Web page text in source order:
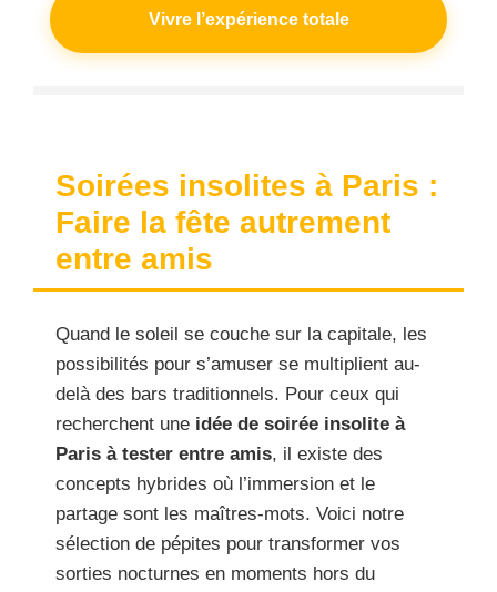
Vivre l’expérience totale
Soirées insolites à Paris :
Faire la fête autrement
entre amis
Quand le soleil se couche sur la capitale, les
possibilités pour s’amuser se multiplient au-
delà des bars traditionnels. Pour ceux qui
recherchent une idée de soirée insolite à
Paris à tester entre amis, il existe des
concepts hybrides où l’immersion et le
partage sont les maîtres-mots. Voici notre
sélection de pépites pour transformer vos
sorties nocturnes en moments hors du